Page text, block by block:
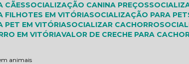
CÃES
SOCIALIZAÇÃO CANINA PREÇOS
FILHOTES EM VITÓRIA
SOCIALIZAÇÃO PARA PET
PET EM VITÓRIA
SOCIALIZAR CACHORRO
EM VITÓRIA VALOR DE CRECHE PARA
animais